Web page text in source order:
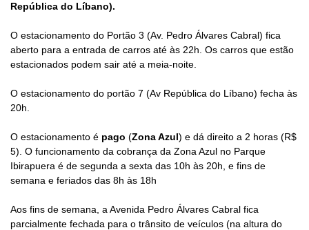
República do Líbano).
O estacionamento do Portão 3 (Av. Pedro Álvares Cabral) fica
aberto para a entrada de carros até às 22h. Os carros que estão
estacionados podem sair até a meia-noite.
O estacionamento do portão 7 (Av República do Líbano) fecha às
20h.
O estacionamento é pago (Zona Azul) e dá direito a 2 horas (R$
5). O funcionamento da cobrança da Zona Azul no Parque
Ibirapuera é de segunda a sexta das 10h às 20h, e fins de
semana e feriados das 8h às 18h
Aos fins de semana, a Avenida Pedro Álvares Cabral fica
parcialmente fechada para o trânsito de veículos (na altura do